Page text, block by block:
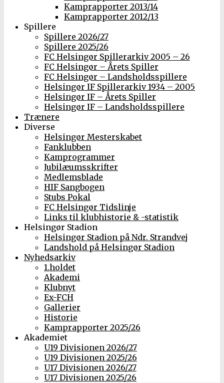
Kamprapporter 2013/14
Kamprapporter 2012/13
Spillere
Spillere 2026/27
Spillere 2025/26
FC Helsingør Spillerarkiv 2005 – 26
FC Helsingør – Årets Spiller
FC Helsingør – Landsholdsspillere
Helsingør IF Spillerarkiv 1934 – 2005
Helsingør IF – Årets Spiller
Helsingør IF – Landsholdsspillere
Trænere
Diverse
Helsingør Mesterskabet
Fanklubben
Kamprogrammer
Jubilæumsskrifter
Medlemsblade
HIF Sangbogen
Stubs Pokal
FC Helsingør Tidslinje
Links til klubhistorie & -statistik
Helsingør Stadion
Helsingør Stadion på Ndr. Strandvej
Landshold på Helsingør Stadion
Nyhedsarkiv
1.holdet
Akademi
Klubnyt
Ex-FCH
Gallerier
Historie
Kamprapporter 2025/26
Akademiet
U19 Divisionen 2026/27
U19 Divisionen 2025/26
U17 Divisionen 2026/27
U17 Divisionen 2025/26